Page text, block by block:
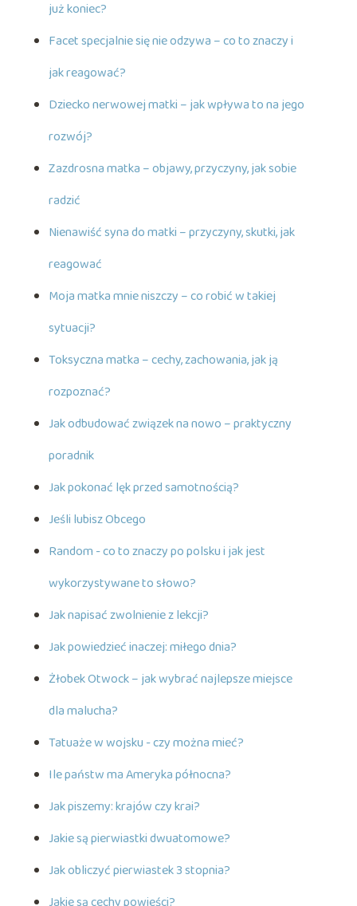
już koniec?
Facet specjalnie się nie odzywa – co to znaczy i
jak reagować?
Dziecko nerwowej matki – jak wpływa to na jego
rozwój?
Zazdrosna matka – objawy, przyczyny, jak sobie
radzić
Nienawiść syna do matki – przyczyny, skutki, jak
reagować
Moja matka mnie niszczy – co robić w takiej
sytuacji?
Toksyczna matka – cechy, zachowania, jak ją
rozpoznać?
Jak odbudować związek na nowo – praktyczny
poradnik
Jak pokonać lęk przed samotnością?
Jeśli lubisz Obcego
Random - co to znaczy po polsku i jak jest
wykorzystywane to słowo?
Jak napisać zwolnienie z lekcji?
Jak powiedzieć inaczej: miłego dnia?
Żłobek Otwock – jak wybrać najlepsze miejsce
dla malucha?
Tatuaże w wojsku - czy można mieć?
Ile państw ma Ameryka północna?
Jak piszemy: krajów czy krai?
Jakie są pierwiastki dwuatomowe?
Jak obliczyć pierwiastek 3 stopnia?